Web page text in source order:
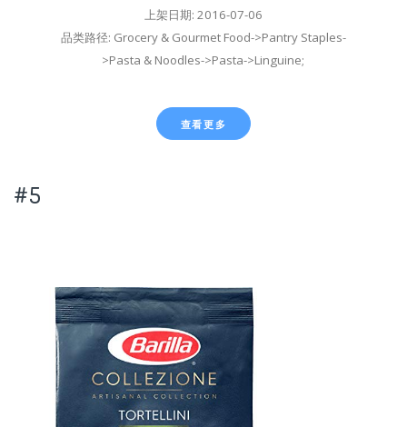
上架日期: 2016-07-06
品类路径: Grocery & Gourmet Food->Pantry Staples-
>Pasta & Noodles->Pasta->Linguine;
查看更多
#5